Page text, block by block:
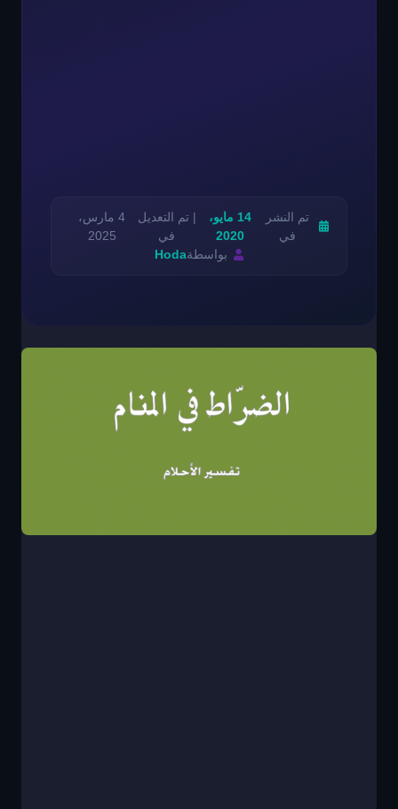
تم النشر
في
14 مايو،
2020
| تم التعديل
في
4 مارس،
2025
بواسطةHoda